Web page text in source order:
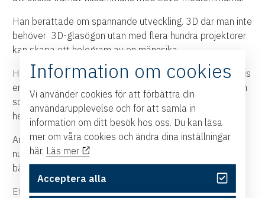
Han berättade om spännande utveckling. 3D där man inte
behöver 3D-glasögon utan med flera hundra projektorer
kan skapa ett hologram av en männsika.
Han talade också om kognitiva kompanjoner , exempelvis
en sådan som kan passa huset när du inte är hemma och
som kan hjälpa dig att fixa det som behöver fixas i
hemmet.
Andra projekt som nämndes och som det forskas på just
nu är möjligheten att leverera paket med drönare eller
bättre flygledningssystem med hjälp av AI.
Ett exempel på när artificiell intelligens redan idag kan
Information om cookies
Vi använder cookies för att förbättra din
användarupplevelse och för att samla in
information om ditt besök hos oss. Du kan läsa
mer om våra cookies och ändra dina inställningar
här. Läs mer
Acceptera alla